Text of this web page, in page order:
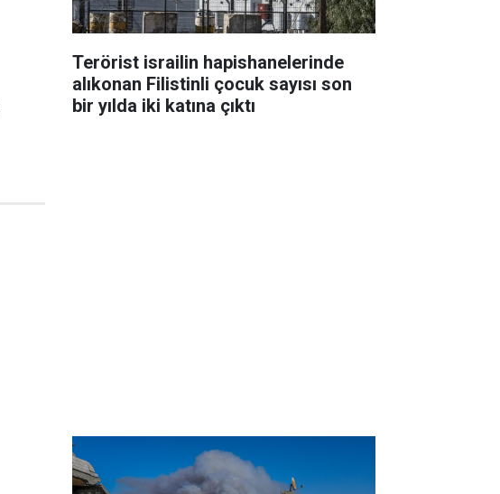
Terörist israilin hapishanelerinde
alıkonan Filistinli çocuk sayısı son
bir yılda iki katına çıktı